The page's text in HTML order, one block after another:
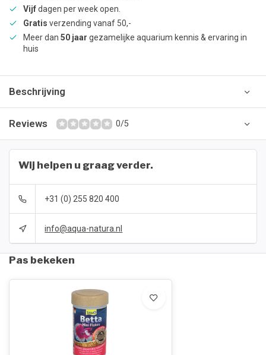
Vijfdagen per week open.
Gratis verzending vanaf 50,-
Meer dan 50 jaar gezamelijke aquarium kennis & ervaring in
huis
Beschrijving
Reviews 0/5
Wij helpen u graag verder.
+31 (0) 255 820 400
info@aqua-natura.nl
Pas bekeken